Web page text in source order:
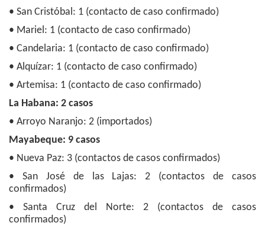
• San Cristóbal: 1 (contacto de caso confirmado)
• Mariel: 1 (contacto de caso confirmado)
• Candelaria: 1 (contacto de caso confirmado)
• Alquízar: 1 (contacto de caso confirmado)
• Artemisa: 1 (contacto de caso confirmado)
La Habana: 2 casos
• Arroyo Naranjo: 2 (importados)
Mayabeque: 9 casos
• Nueva Paz: 3 (contactos de casos confirmados)
• San José de las Lajas: 2 (contactos de casos
confirmados)
• Santa Cruz del Norte: 2 (contactos de casos
confirmados)